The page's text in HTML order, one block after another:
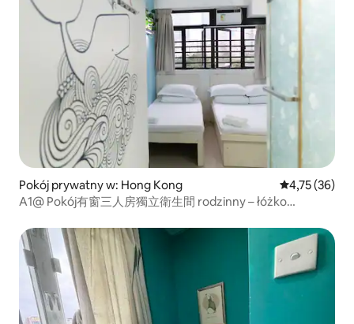
Pokój prywatny w: Hong Kong Średnia
4,75 (36)
A1@ Pokój有窗三人房獨立衛生間 rodzinny – łóżko